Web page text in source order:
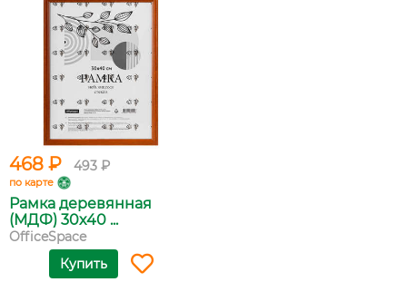
468 ₽ 493 ₽
по карте
Рамка деревянная
(МДФ) 30х40 ...
OfficeSpace
Купить